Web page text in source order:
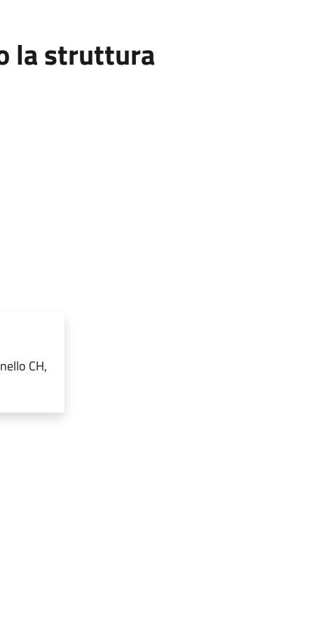
la struttura
CH,